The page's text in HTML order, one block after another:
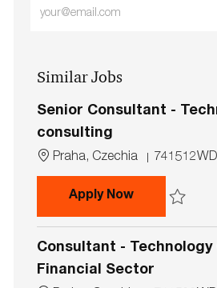
Enter
(Required)
Similar Jobs
Senior Consultant -
consulting
L
o
t
o
n
Praha, Czechia
J
o
d
741512WD
Apply NowSenior
Consultant -
Financial Sector